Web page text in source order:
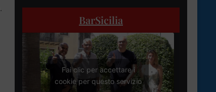
.
BarSicilia
Fai clic per accettare i
cookie per questo servizio